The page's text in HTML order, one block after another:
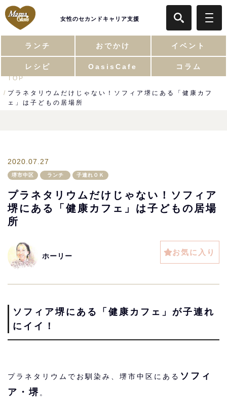
女性のセカンドキャリア支援
ランチ おでかけ イベント
レシピ OasisCafe コラム
TOP
プラネタリウムだけじゃない！ソフィア堺にある「健康カフ
ェ」は子どもの居場所
2020.07.27
堺市中区 ランチ 子連れＯＫ
プラネタリウムだけじゃない！ソフィア
堺にある「健康カフェ」は子どもの居場
所
ホーリー お気に入り
ソフィア堺にある「健康カフェ」が子連れ
にイイ！
プラネタリウムでお馴染み、堺市中区にある ソフィ
ア・堺 。